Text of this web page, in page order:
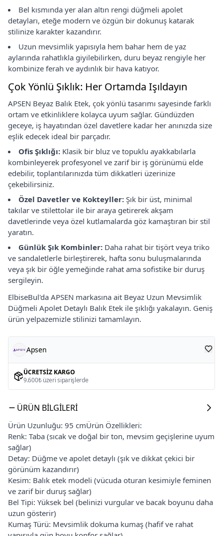
Bel kısmında yer alan altın rengi düğmeli apolet
detayları, eteğe modern ve özgün bir dokunuş katarak
stilinize karakter kazandırır.
Uzun mevsimlik yapısıyla hem bahar hem de yaz
aylarında rahatlıkla giyilebilirken, duru beyaz rengiyle her
kombinize ferah ve aydınlık bir hava katıyor.
Çok Yönlü Şıklık: Her Ortamda Işıldayın
APSEN Beyaz Balık Etek, çok yönlü tasarımı sayesinde farklı
ortam ve etkinliklere kolayca uyum sağlar. Gündüzden
geceye, iş hayatından özel davetlere kadar her anınızda size
eşlik edecek ideal bir parçadır.
Ofis Şıklığı: Klasik bir bluz ve topuklu ayakkabılarla
kombinleyerek profesyonel ve zarif bir iş görünümü elde
edebilir, toplantılarınızda tüm dikkatleri üzerinize
çekebilirsiniz.
Özel Davetler ve Kokteyller: Şık bir üst, minimal
takılar ve stilettolar ile bir araya getirerek akşam
davetlerinde veya özel kutlamalarda göz kamaştıran bir stil
yaratın.
Günlük Şık Kombinler: Daha rahat bir tişört veya triko
ve sandaletlerle birleştirerek, hafta sonu buluşmalarında
veya şık bir öğle yemeğinde rahat ama sofistike bir duruş
sergileyin.
ElbiseBul'da APSEN markasına ait Beyaz Uzun Mevsimlik
Düğmeli Apolet Detaylı Balık Etek ile şıklığı yakalayın. Geniş
ürün yelpazemizle stilinizi tamamlayın.
Apsen
ÜCRETSIZ KARGO
9.600₺ üzeri siparişlerde
ÜRÜN BILGILERI
Ürün Uzunluğu: 95 cmÜrün Özellikleri:
Renk: Taba (sıcak ve doğal bir ton, mevsim geçişlerine uyum
sağlar)
Detay: Düğme ve apolet detaylı (şık ve dikkat çekici bir
görünüm kazandırır)
Kesim: Balık etek modeli (vücuda oturan kesimiyle feminen
ve zarif bir duruş sağlar)
Bel Tipi: Yüksek bel (belinizi vurgular ve bacak boyunu daha
uzun gösterir)
Kumaş Türü: Mevsimlik dokuma kumaş (hafif ve rahat